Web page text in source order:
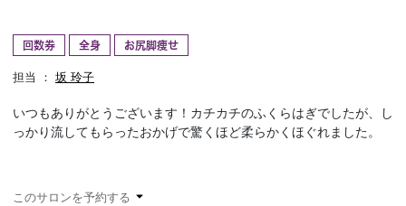
回数券 全身 お尻脚痩せ
担当 ： 坂 玲子
いつもありがとうございます！カチカチのふくらはぎでしたが、し
っかり流してもらったおかげで驚くほど柔らかくほぐれました。
このサロンを予約する